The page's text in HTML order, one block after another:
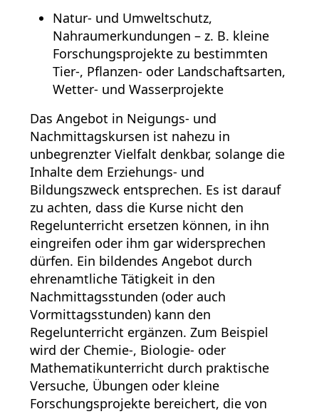
Natur- und Umweltschutz,
Nahraumerkundungen – z. B. kleine
Forschungsprojekte zu bestimmten
Tier-, Pflanzen- oder Landschaftsarten,
Wetter- und Wasserprojekte
Das Angebot in Neigungs- und
Nachmittagskursen ist nahezu in
unbegrenzter Vielfalt denkbar, solange die
Inhalte dem Erziehungs- und
Bildungszweck entsprechen. Es ist darauf
zu achten, dass die Kurse nicht den
Regelunterricht ersetzen können, in ihn
eingreifen oder ihm gar widersprechen
dürfen. Ein bildendes Angebot durch
ehrenamtliche Tätigkeit in den
Nachmittagsstunden (oder auch
Vormittagsstunden) kann den
Regelunterricht ergänzen. Zum Beispiel
wird der Chemie-, Biologie- oder
Mathematikunterricht durch praktische
Versuche, Übungen oder kleine
Forschungsprojekte bereichert, die von